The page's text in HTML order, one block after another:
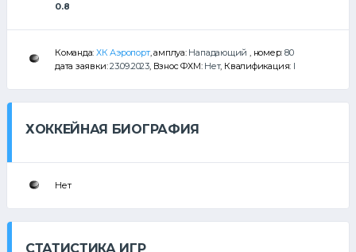
0.8
Команда:ХК Аэропорт, амплуа: Нападающий , номер:80
дата заявки:23.09.2023, Взнос ФХМ: Нет, Квалификация: I
ХОККЕЙНАЯ БИОГРАФИЯ
Нет
СТАТИСТИКА ИГР